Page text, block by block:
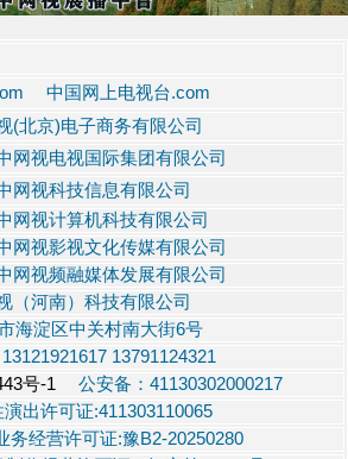
中国网上电视台.com
(北京)电子商务有限公司
网视电视国际集团有限公司
网视科技信息有限公司
网视计算机科技有限公司
网视影视文化传媒有限公司
网视频融媒体发展有限公司
（河南）科技有限公司
海淀区中关村南大街6号
13791124321
号-1
公安备：41130302000217
出许可证:411303110065
务经营许可证:豫B2-20250280